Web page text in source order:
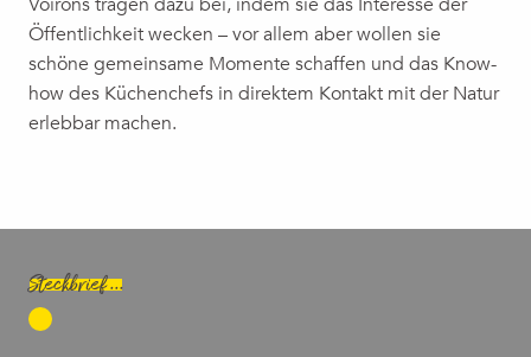
Öffentlichkeit wecken – vor allem aber wollen sie
schöne gemeinsame Momente schaffen und das Know-
how des Küchenchefs in direktem Kontakt mit der Natur
erlebbar machen.
Steckbrief ...